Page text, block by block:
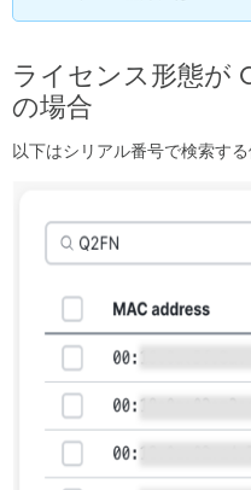
イ
ア
プ
複
バ
イ
ス
一
括
ス
キ
ャ
ン・
登
録
ライセンス形態が
の場合
以下はシリアル番号で検索する